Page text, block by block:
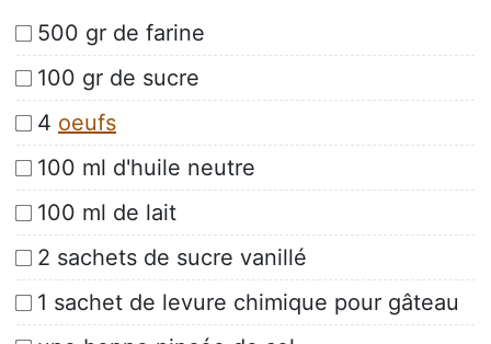
500 gr de farine
100 gr de sucre
4 oeufs
100 ml d'huile neutre
100 ml de lait
2 sachets de sucre vanillé
1 sachet de levure chimique pour gâteau